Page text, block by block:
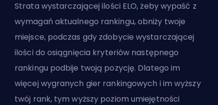
Strata wystarczającej ilości ELO, żeby wypaść z
wymagań aktualnego rankingu, obniży twoje
miejsce, podczas gdy zdobycie wystarczającej
ilości do osiągnięcia kryteriów następnego
rankingu podbije twoją pozycję. Dlatego im
więcej wygranych gier rankingowych i im wyższy
twój rank, tym wyższy poziom umiejętności